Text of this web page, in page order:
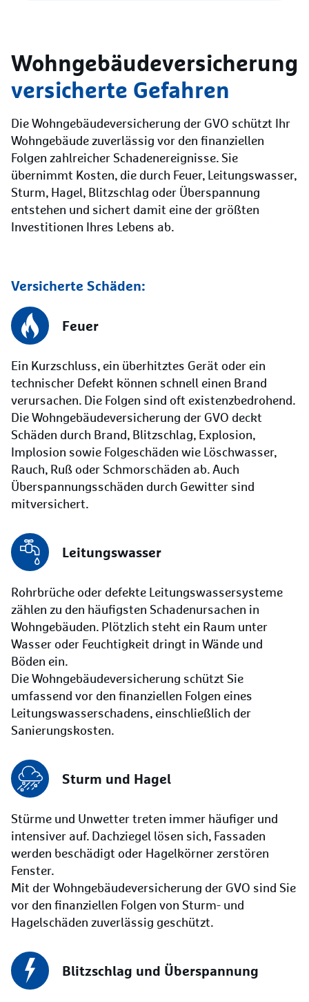
Wohngebäude­versicherung
versicherte Gefahren
Die Wohngebäudeversicherung der GVO schützt Ihr
Wohngebäude zuverlässig vor den finanziellen
Folgen zahlreicher Schadenereignisse. Sie
übernimmt Kosten, die durch Feuer, Leitungswasser,
Sturm, Hagel, Blitzschlag oder Überspannung
entstehen und sichert damit eine der größten
Investitionen Ihres Lebens ab.
Versicherte Schäden:
Feuer
Ein Kurzschluss, ein überhitztes Gerät oder ein
technischer Defekt können schnell einen Brand
verursachen. Die Folgen sind oft existenzbedrohend.
Die Wohngebäudeversicherung der GVO deckt
Schäden durch Brand, Blitzschlag, Explosion,
Implosion sowie Folgeschäden wie Löschwasser,
Rauch, Ruß oder Schmorschäden ab. Auch
Überspannungsschäden durch Gewitter sind
mitversichert.
Leitungswasser
Rohrbrüche oder defekte Leitungswassersysteme
zählen zu den häufigsten Schadenursachen in
Wohngebäuden. Plötzlich steht ein Raum unter
Wasser oder Feuchtigkeit dringt in Wände und
Böden ein.
Die Wohngebäudeversicherung schützt Sie
umfassend vor den finanziellen Folgen eines
Leitungswasserschadens, einschließlich der
Sanierungskosten.
Sturm und Hagel
Stürme und Unwetter treten immer häufiger und
intensiver auf. Dachziegel lösen sich, Fassaden
werden beschädigt oder Hagelkörner zerstören
Fenster.
Mit der Wohngebäudeversicherung der GVO sind Sie
vor den finanziellen Folgen von Sturm- und
Hagelschäden zuverlässig geschützt.
Blitzschlag und Überspannung